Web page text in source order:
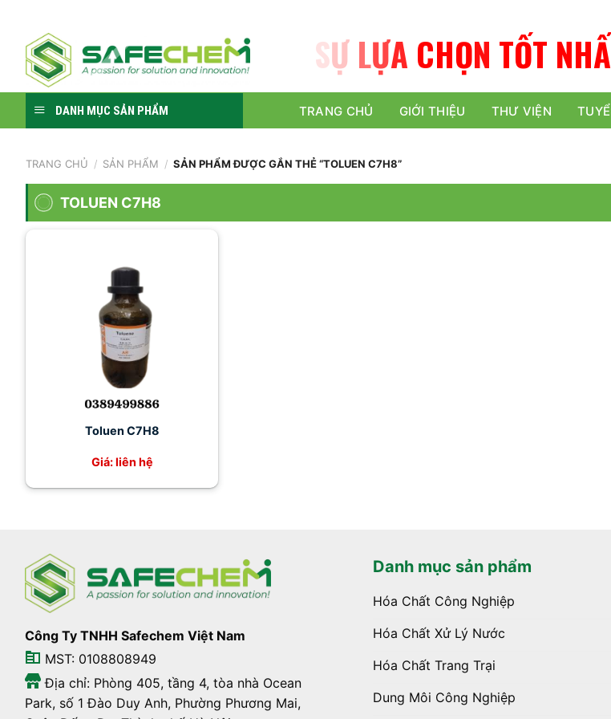
content
LỰA CHỌN TỐT
DANH MỤC SẢN PHẨM TRANG CHỦ GIỚI THIỆU THƯ VIỆN
TRANG CHỦ / SẢN PHẨM / SẢN PHẨM ĐƯỢC GẮN THẺ “TOLUEN C7H8”
TOLUEN C7H8
Toluen C7H8
Giá: liên hệ
Công Ty TNHH Safechem Việt Nam
MST: 0108808949
Địa chỉ: Phòng 405, tầng 4, tòa nhà Ocean
Park, số 1 Đào Duy Anh, Phường Phương Mai,
Danh mục sản phẩm
Hóa Chất Công Nghiệp
Hóa Chất Xử Lý Nước
Hóa Chất Trang Trại
Dung Môi Công Nghiệp